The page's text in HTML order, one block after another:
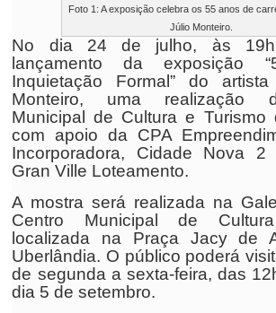
Foto 1: A exposição celebra os 55 anos de
Júlio Monteiro.
No dia 24 de julho, às
lançamento da exposição
Inquietação Formal” do
Monteiro, uma realização
Municipal de Cultura e Turismo
com apoio da CPA
Incorporadora, Cidade Nova 2
Gran Ville Loteamento.
A mostra será realizada na
Centro Municipal de
localizada na Praça Jacy de
Uberlândia. O público poderá
de segunda a sexta-feira, das
dia 5 de setembro.